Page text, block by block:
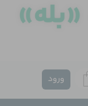
ورود